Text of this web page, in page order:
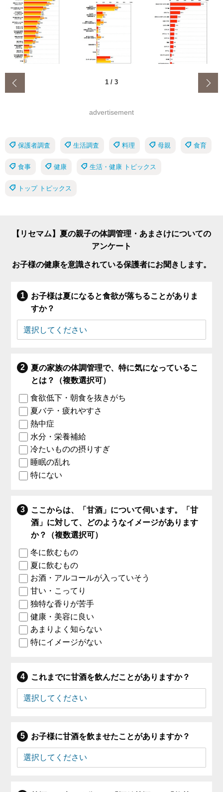
1 / 3
advertisement
保護者調査 生活調査 料理 母親 食育
食事 健康 生活・健康 トピックス
トップ トピックス
【リセマム】夏の親子の体調管理・あまさけについての
アンケート
お子様の健康を意識されている保護者にお聞きします。
お子様は夏になると食欲が落ちることがありま
すか？
夏の家族の体調管理で、特に気になっているこ
とは？（複数選択可）
食欲低下・朝食を抜きがち
夏バテ・疲れやすさ
熱中症
水分・栄養補給
冷たいものの摂りすぎ
睡眠の乱れ
特にない
ここからは、「甘酒」について伺います。「甘
酒」に対して、どのようなイメージがあります
か？（複数選択可）
冬に飲むもの
夏に飲むもの
お酒・アルコールが入っていそう
甘い・こってり
独特な香りが苦手
健康・美容に良い
あまりよく知らない
特にイメージがない
これまでに甘酒を飲んだことがありますか？
お子様に甘酒を飲ませたことがありますか？